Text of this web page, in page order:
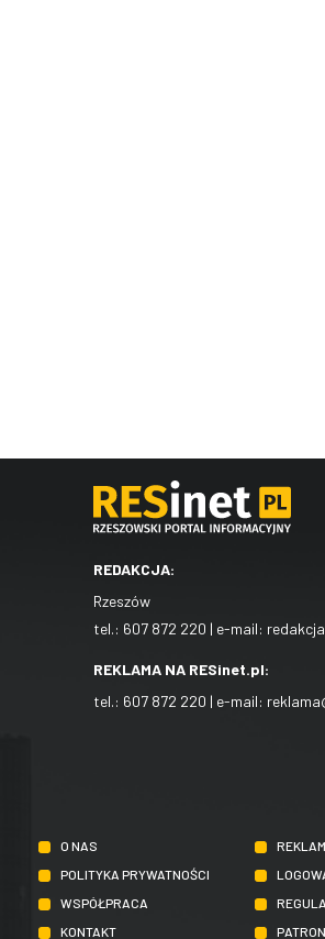
REDAKCJA:
Rzeszów
tel.: 607 872 220 | e-mail:
REKLAMA NA RESinet.pl:
tel.: 607 872 220 | e-mail:
O NAS
POLITYKA PRYWATNOŚCI
WSPÓŁPRACA
KONTAKT